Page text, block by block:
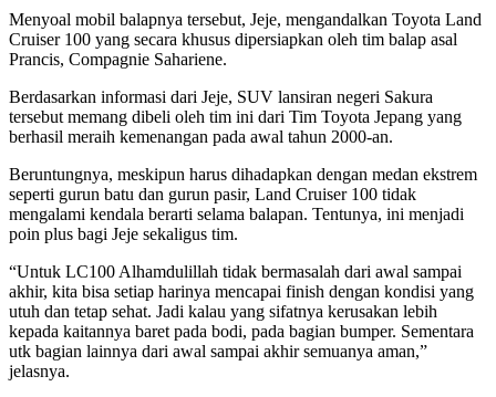
Menyoal mobil balapnya tersebut, Jeje, mengandalkan Toyota Land
Cruiser 100 yang secara khusus dipersiapkan oleh tim balap asal
Prancis, Compagnie Sahariene.
Berdasarkan informasi dari Jeje, SUV lansiran negeri Sakura
tersebut memang dibeli oleh tim ini dari Tim Toyota Jepang yang
berhasil meraih kemenangan pada awal tahun 2000-an.
Beruntungnya, meskipun harus dihadapkan dengan medan ekstrem
seperti gurun batu dan gurun pasir, Land Cruiser 100 tidak
mengalami kendala berarti selama balapan. Tentunya, ini menjadi
poin plus bagi Jeje sekaligus tim.
“Untuk LC100 Alhamdulillah tidak bermasalah dari awal sampai
akhir, kita bisa setiap harinya mencapai finish dengan kondisi yang
utuh dan tetap sehat. Jadi kalau yang sifatnya kerusakan lebih
kepada kaitannya baret pada bodi, pada bagian bumper. Sementara
utk bagian lainnya dari awal sampai akhir semuanya aman,”
jelasnya.